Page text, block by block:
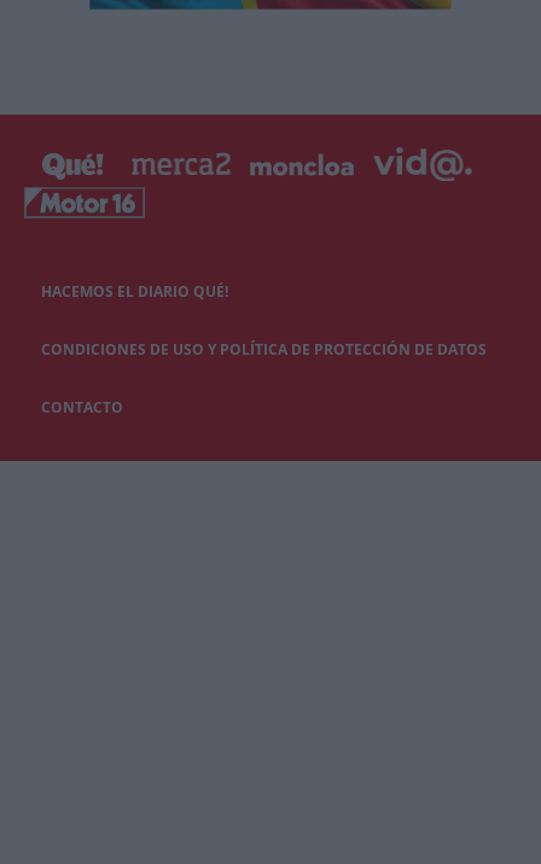
HACEMOS EL DIARIO QUÉ!
CONDICIONES DE USO Y POLÍTICA DE PROTECCIÓN DE DATOS
CONTACTO